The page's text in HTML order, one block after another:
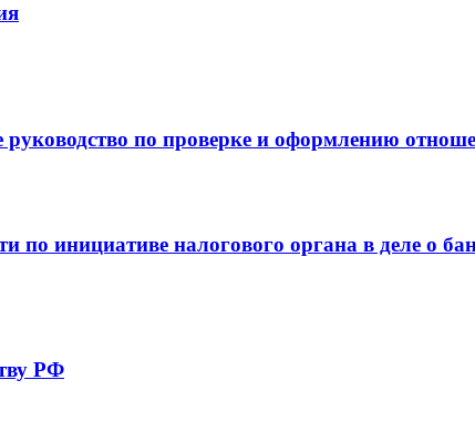
руководство по проверке и оформлению
инициативе налогового органа в деле о
РФ